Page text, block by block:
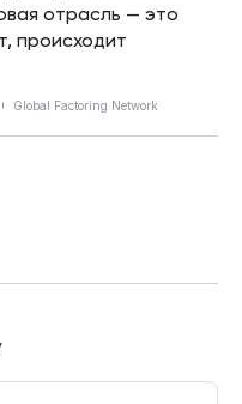
отрасль — это
происходит
Global Factoring Network